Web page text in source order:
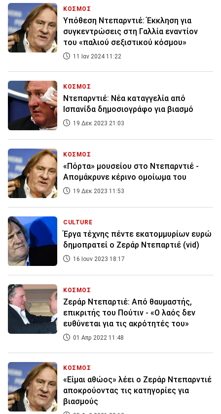
ΚΟΣΜΟΣ
Υπόθεση Ντεπαρντιέ: Έκκληση για
συγκεντρώσεις στη Γαλλία εναντίον
του «παλιού σεξιστικού κόσμου»
11 Ιαν 2024 11:22
ΚΟΣΜΟΣ
Ντεπαρντιέ: Νέα καταγγελία από
Ισπανίδα δημοσιογράφο για βιασμό
19 Δεκ 2023 21:03
ΚΟΣΜΟΣ
«Πόρτα» μουσείου στο Ντεπαρντιέ -
Απομάκρυνε κέρινο ομοίωμα του
19 Δεκ 2023 11:53
CULTURE
Έργα τέχνης πέντε εκατομμυρίων ευρώ
δημοπρατεί ο Ζεράρ Ντεπαρτιέ (vid)
16 Ιουν 2023 18:17
ΚΟΣΜΟΣ
Ζεράρ Ντεπαρτιέ: Από θαυμαστής,
επικριτής του Πούτιν - «Ο λαός δεν
ευθύνεται για τις ακρότητές του»
01 Απρ 2022 11:48
ΚΟΣΜΟΣ
«Είμαι αθώος» λέει ο Ζεράρ Ντεπαρντιέ
αποκρούοντας τις κατηγορίες για
βιασμούς